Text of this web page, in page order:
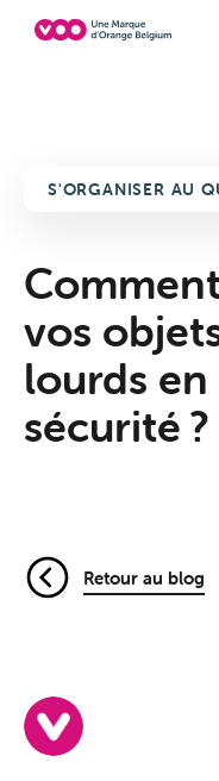
S'ORGANISER AU
vos
lourds
sécurité ?
Retour au blog